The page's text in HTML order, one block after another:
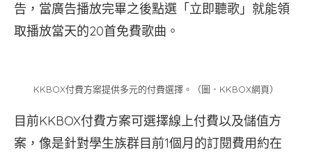
告，當廣告播放完畢之後點選「立即聽歌」就能領
取播放當天的20首免費歌曲。
KKBOX付費方案提供多元的付費選擇。（圖．KKBOX網頁）
目前KKBOX付費方案可選擇線上付費以及儲值方
案，像是針對學生族群目前1個月的訂閱費用約在